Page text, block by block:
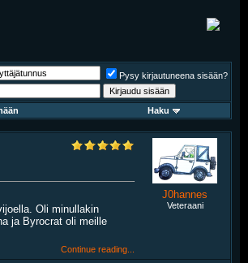
Pysy kirjautuneena sisään?
Haku
Oli minullakin
ja Byrocrat oli meille
Continue reading...
J0hannes
Veteraani